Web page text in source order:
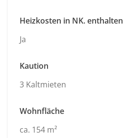
Heizkosten in NK. enthalten
Ja
Kaution
3 Kaltmieten
Wohnfläche
ca. 154 m²